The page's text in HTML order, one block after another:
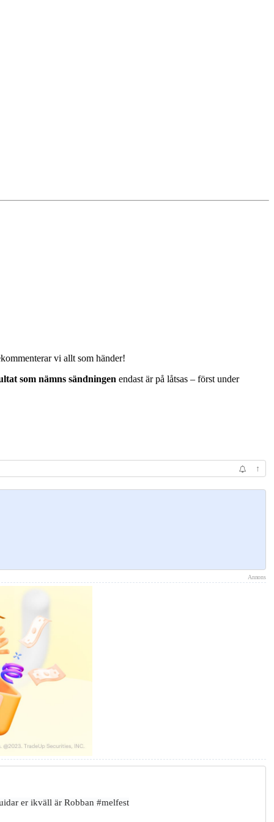
vi allt som händer!
som nämns sändningen endast är på låtsas – först under
↑
Annons
er ikväll är Robban #melfest